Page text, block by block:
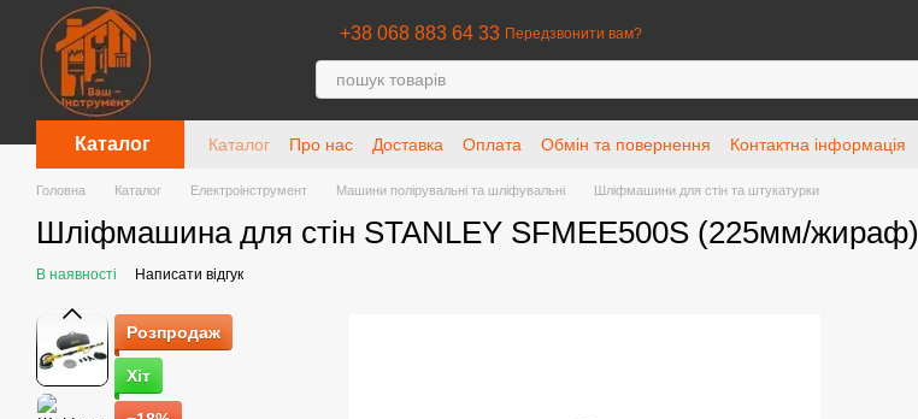
Перейти до основного контенту
+38 068 883 64 33 Передзвонити вам?
Каталог Каталог Про нас Доставка Оплата Обмін та повернення Контактна інформація
Головна Каталог Електроінструмент Машини полірувальні та шліфувальні Шліфмашини для стін та штукатурки
Шліфмашина для стін STANLEY SFMEE500S (225мм/жираф)
В наявності Написати відгук
Розпродаж
Хіт